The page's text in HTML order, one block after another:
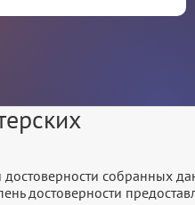
достоверности собранных
достоверности